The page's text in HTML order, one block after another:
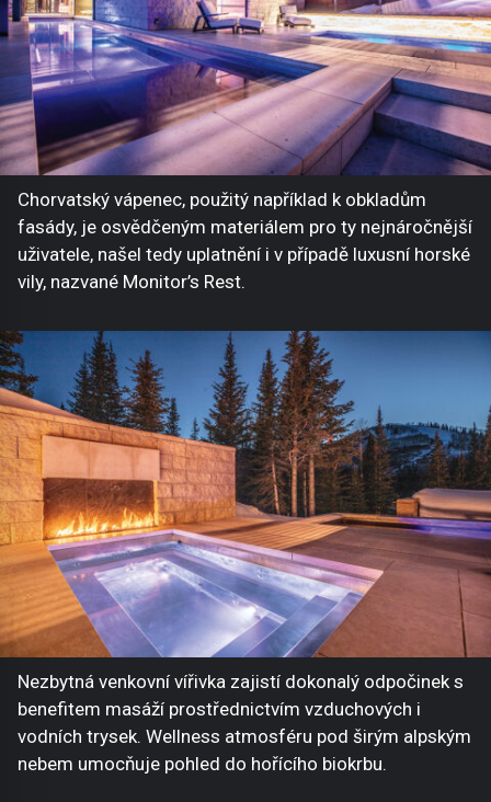
Chorvatský vápenec, použitý například k obkladům
fasády, je osvědčeným materiálem pro ty nejnáročnější
uživatele, našel tedy uplatnění i v případě luxusní horské
vily, nazvané Monitor’s Rest.
Nezbytná venkovní vířivka zajistí dokonalý odpočinek s
benefitem masáží prostřednictvím vzduchových i
vodních trysek. Wellness atmosféru pod širým alpským
nebem umocňuje pohled do hořícího biokrbu.